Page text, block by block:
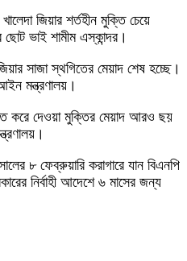
জিয়ার শর্তহীন মুক্তি চেয়ে
ছোট ভাই শামীম এস্কান্দর।
সাজা স্থগিতের মেয়াদ শেষ হচ্ছে।
মন্ত্রণালয়।
করে দেওয়া মুক্তির মেয়াদ আরও ছয়
৮ ফেব্রুয়ারি করাগারে যান বিএনপি
নির্বাহী আদেশে ৬ মাসের জন্য